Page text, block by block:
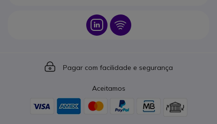
Icon Icon
Icon
Pagar com facilidade e segurança
Aceitamos